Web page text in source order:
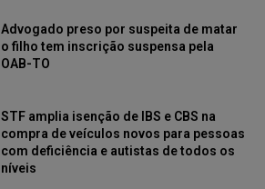
Advogado preso por suspeita de matar
o filho tem inscrição suspensa pela
OAB-TO
STF amplia isenção de IBS e CBS na
compra de veículos novos para pessoas
com deficiência e autistas de todos os
níveis